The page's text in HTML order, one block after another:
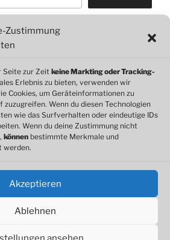
Zustimmung
Seite zur Zeit keine Markting oder Tracking-
Erlebnis zu bieten, verwenden wir
Cookies, um Geräteinformationen zu
Wenn du diesen Technologien
wie das Surfverhalten oder eindeutige IDs
Wenn du deine Zustimmung nicht
können bestimmte Merkmale und
werden.
Akzeptieren
Ablehnen
e.V.